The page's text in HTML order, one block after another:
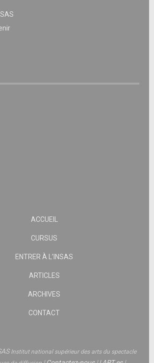
ACCUEIL
CURSUS
ENTRER À L’INSAS
ARTICLES
ARCHIVES
CONTACT
Institut national supérieur des arts du spectacle